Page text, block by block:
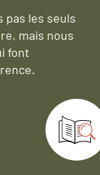
pas les seuls
mais nous
font